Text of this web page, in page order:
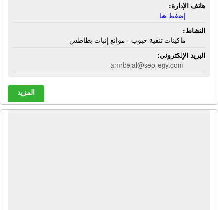
هاتف الإدارة:
إضغط هنا
النشاط:
ماكينات تنقية حبوب - موانع إنبات بطاطس
البريد الإلكترونى:
amrbelal@seo-egy.com
المزيد